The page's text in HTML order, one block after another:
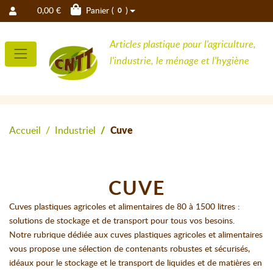
0,00 € Panier ( 0 )
Articles plastique pour l'agriculture,
l'industrie, le ménage et l'hygiène
Accueil Industriel Cuve
CUVE
Cuves plastiques agricoles et alimentaires de 80 à 1500 litres :
solutions de stockage et de transport pour tous vos besoins.
Notre rubrique dédiée aux cuves plastiques agricoles et alimentaires
vous propose une sélection de contenants robustes et sécurisés,
idéaux pour le stockage et le transport de liquides et de matières en